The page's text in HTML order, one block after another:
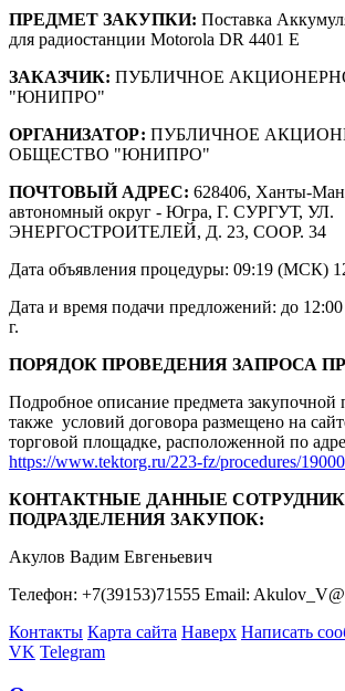
ПРЕДМЕТ ЗАКУПКИ: Поставка
для радиостанции Motorola DR 4401 E
ЗАКАЗЧИК: ПУБЛИЧНОЕ
"ЮНИПРО"
ОРГАНИЗАТОР: ПУБЛИЧНОЕ
ОБЩЕСТВО "ЮНИПРО"
ПОЧТОВЫЙ АДРЕС: 628406, Ханты-
автономный округ - Югра, Г. СУРГУТ, УЛ.
ЭНЕРГОСТРОИТЕЛЕЙ, Д. 23, СООР. 34
Дата объявления процедуры: 09:19 (МСК)
Дата и время подачи предложений: до
г.
ПОРЯДОК ПРОВЕДЕНИЯ ЗАПРОСА
Подробное описание предмета
также условий договора размещено на
торговой площадке, расположенной по
https://www.tektorg.ru/223-fz/procedures/
КОНТАКТНЫЕ ДАННЫЕ
ПОДРАЗДЕЛЕНИЯ ЗАКУПОК:
Акулов Вадим Евгеньевич
Телефон: +7(39153)71555 Email:
Контакты Карта сайта Наверх Написать
VK Telegram